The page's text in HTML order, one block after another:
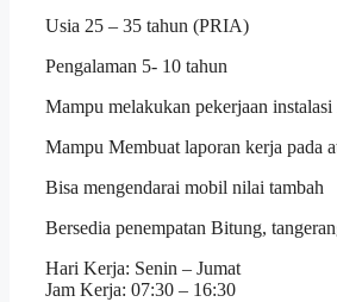
Usia 25 – 35 tahun (PRIA)
Pengalaman 5- 10 tahun
Mampu melakukan pekerjaan
Mampu Membuat laporan kerja pada
Bisa mengendarai mobil nilai tambah
Bersedia penempatan Bitung,
Hari Kerja: Senin – Jumat
Jam Kerja: 07:30 – 16:30